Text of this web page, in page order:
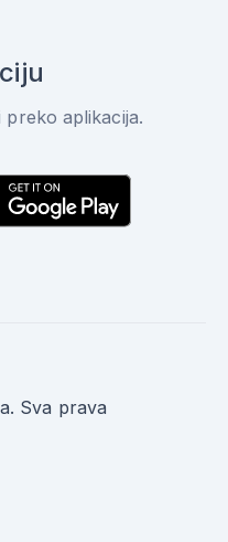
preko aplikacija.
Sva prava